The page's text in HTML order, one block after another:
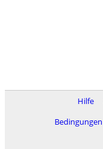
Hilfe
Bedingungen